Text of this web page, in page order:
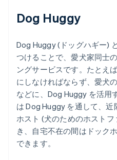
Dog Huggy
Dog Huggy (ドッグハギー)
つけることで、愛犬家同士
ングサービスです。たとえ
にしなければならず、愛犬
などに、Dog Huggy を活用
は Dog Huggy を通して、
ホスト (犬のためのホスト
き、自宅不在の間はドック
できます。